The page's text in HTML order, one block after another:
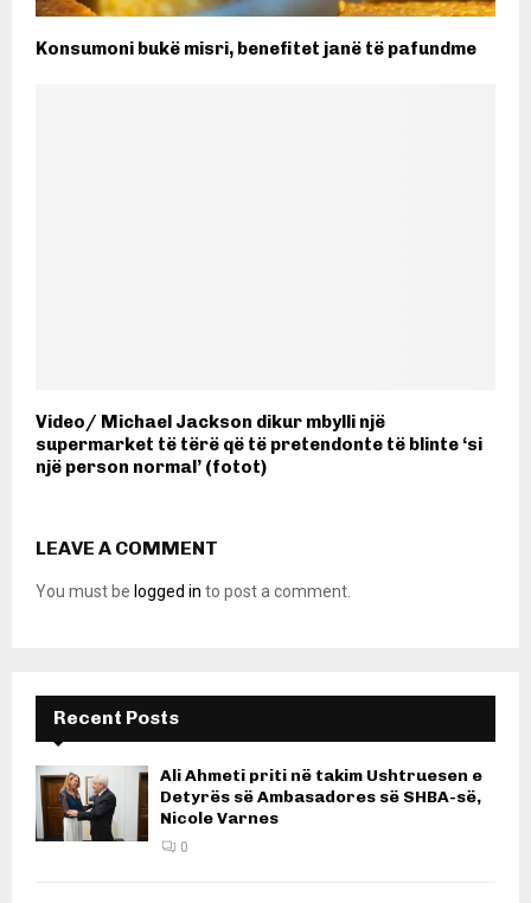
Konsumoni bukë misri, benefitet janë të pafundme
Video/ Michael Jackson dikur mbylli një
supermarket të tërë që të pretendonte të blinte ‘si
një person normal’ (fotot)
LEAVE A COMMENT
You must be logged in to post a comment.
Recent Posts
Ali Ahmeti priti në takim Ushtruesen e
Detyrës së Ambasadores së SHBA-së,
Nicole Varnes
0